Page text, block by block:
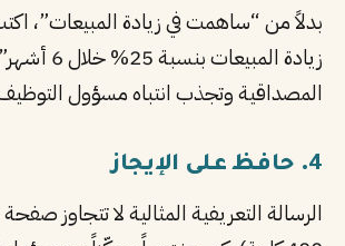
بدلاً من “ساهمت في زيادة المبيعات”،
زيادة
المصداقية وتجذب انتباه مسؤول
4. حافظ على الإيجاز